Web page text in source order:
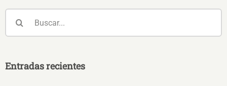
Entradas recientes